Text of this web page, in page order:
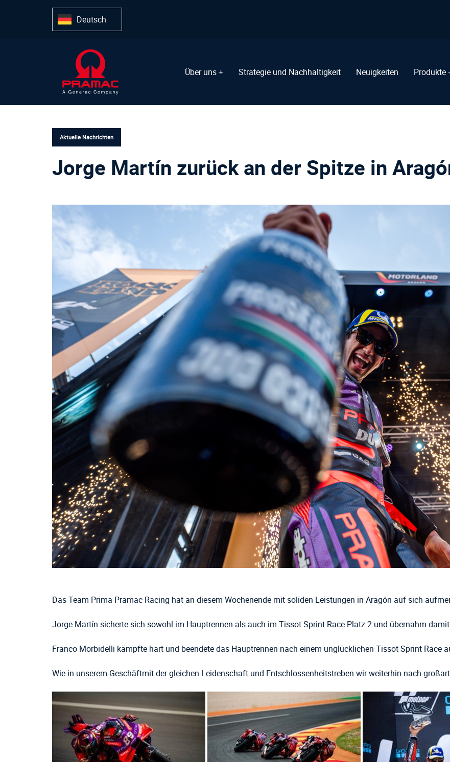
Hauptnavigation
Deutsch
Über uns + Strategie und Nachhaltigkeit Neuigkeiten Produkte
Aktuelle Nachrichten
Jorge Martín zurück an der Spitze in
Das Team Prima Pramac Racing hat an diesem Wochenende mit soliden Leistungen in Aragón auf sich
Jorge Martín sicherte sich sowohl im Hauptrennen als auch im Tissot Sprint Race Platz 2 und übernahm
Franco Morbidelli kämpfte hart und beendete das Hauptrennen nach einem unglücklichen Tissot Sprint Race
Wie in unserem Geschäftmit der gleichen Leidenschaft und Entschlossenheitstreben wir weiterhin nach